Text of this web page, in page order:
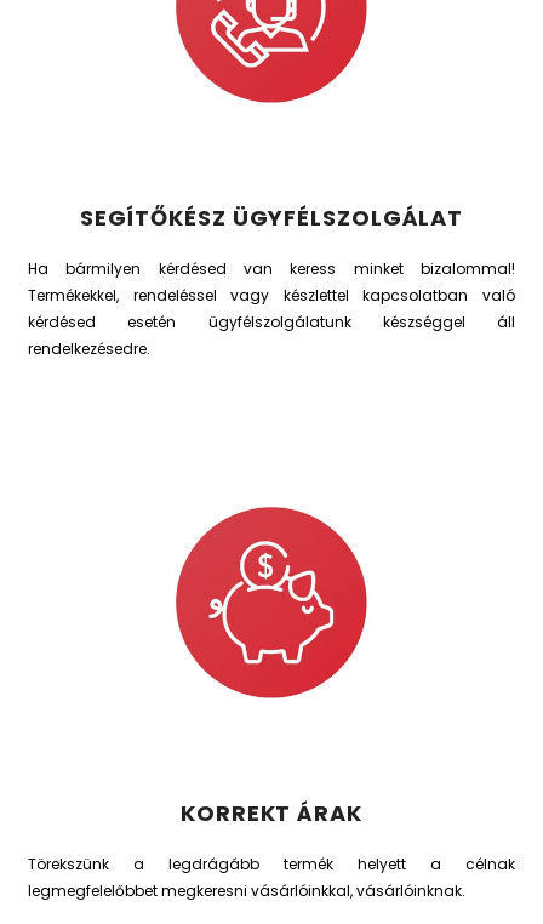
SEGÍTŐKÉSZ ÜGYFÉLSZOLGÁLAT
Ha bármilyen kérdésed van keress minket bizalommal!
Termékekkel, rendeléssel vagy készlettel kapcsolatban való
kérdésed esetén ügyfélszolgálatunk készséggel áll
rendelkezésedre.
KORREKT ÁRAK
Törekszünk a legdrágább termék helyett a célnak
legmegfelelőbbet megkeresni vásárlóinkkal, vásárlóinknak.